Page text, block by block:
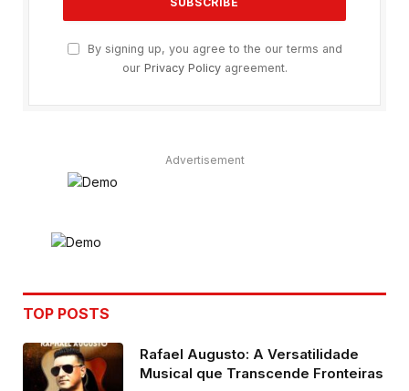
By signing up, you agree to the our terms and
our Privacy Policyagreement.
Advertisement
TOP POSTS
Rafael Augusto: A Versatilidade
Musical que Transcende Fronteiras